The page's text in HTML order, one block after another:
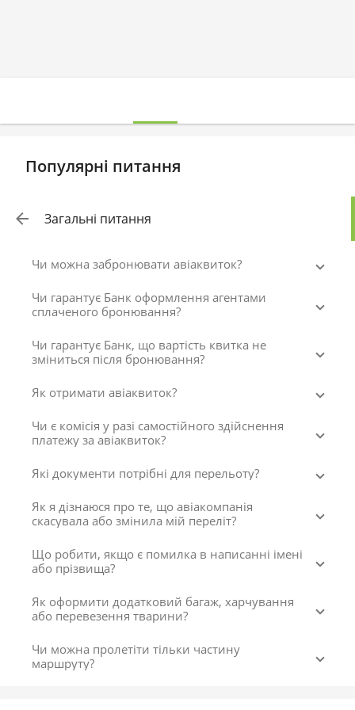
Популярні питання
Загальні питання
Чи можна забронювати авіаквиток?
Чи гарантує Банк оформлення агентами
сплаченого бронювання?
Чи гарантує Банк, що вартість квитка не
зміниться після бронювання?
Як отримати авіаквиток?
Чи є комісія у разі самостійного здійснення
платежу за авіаквиток?
Які документи потрібні для перельоту?
Як я дізнаюся про те, що авіакомпанія
скасувала або змінила мій переліт?
Що робити, якщо є помилка в написанні імені
або прізвища?
Як оформити додатковий багаж, харчування
або перевезення тварини?
Чи можна пролетіти тільки частину
маршруту?